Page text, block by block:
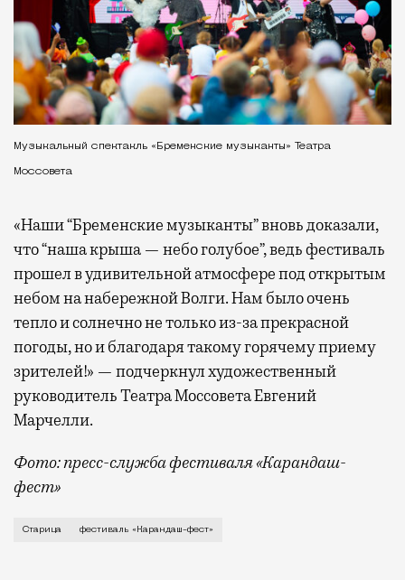
Музыкальный спектакль «Бременские музыканты» Театра
Моссовета
«Наши “Бременские музыканты” вновь доказали,
что “наша крыша — небо голубое”, ведь фестиваль
прошел в удивительной атмосфере под открытым
небом на набережной Волги. Нам было очень
тепло и солнечно не только из-за прекрасной
погоды, но и благодаря такому горячему приему
зрителей!» — подчеркнул художественный
руководитель Театра Моссовета Евгений
Марчелли.
Фото: пресс-служба фестиваля «Карандаш-
фест»
В минувший уикенд маленькая Старица в
Старица фестиваль «Карандаш-фест»